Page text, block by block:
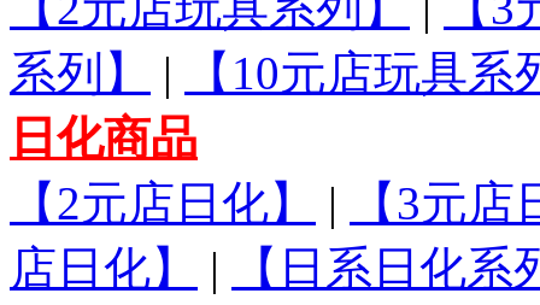
系列】
|
【10元店玩具系
日化商品
【2元店日化】
|
【3元店
店日化】
|
【日系日化系